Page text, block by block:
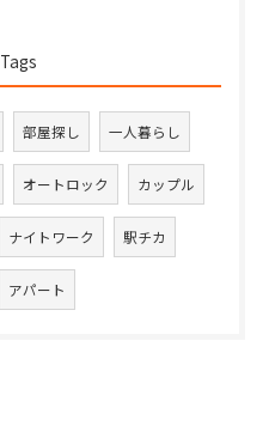
Tags
部屋探し 一人暮らし
オートロック カップル
ナイトワーク 駅チカ
アパート